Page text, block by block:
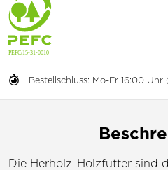
Bestellschluss: Mo-Fr 16:00
Die Herholz-Holzfutter sind